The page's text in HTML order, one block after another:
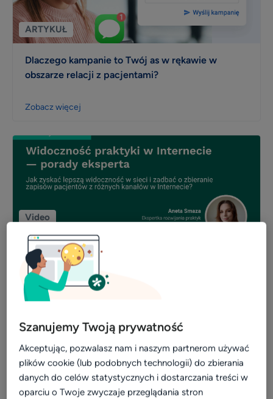
ARTYKUŁ
Dlaczego kampanie to Twój as w rękawie w
obszarze relacji z pacjentami?
Zobacz więcej
Video
Widoczność praktyki w Internecie — porady
eksperta
Zobacz więcej
Szanujemy Twoją prywatność
Akceptując, pozwalasz nam i naszym partnerom używać
plików cookie (lub podobnych technologii) do zbierania
danych do celów statystycznych i dostarczania treści w
oparciu o Twoje zwyczaje przeglądania stron